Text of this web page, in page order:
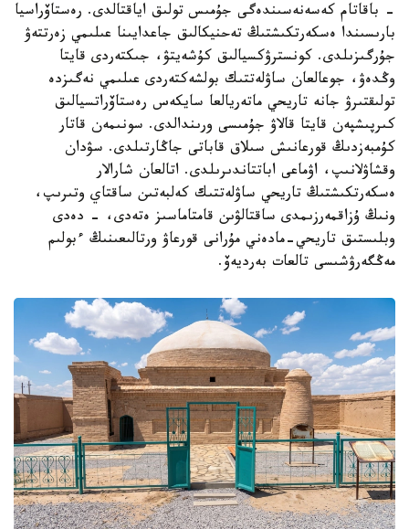
- باقاتام كەسەنەسىندەگى جۇمىس تولىق اياقتالدى. رەستاۆراسيا
بارىسىندا ەسكەرتكىشتىڭ تەحنيكالىق جاعدايىنا عىلىمي زەرتتەۋ
جۇرگىزىلدى. كونسترۋكسيالىق كۇشەيتۋ، جىكتەردى قايتا
وڭدەۋ، جوعالعان ساۋلەتتىك بولشەكتەردى عىلىمي نەگىزدە
تولىقتىرۋ جانە تاريحي ماتەريالعا سايكەس رەستاۆراتسيالىق
كىرپىشپەن قايتا قالاۋ جۇمىسى ورىندالدى. سونىمەن قاتار
كۇمبەزدىڭ قورعانىش سىلاق قاباتى جاڭارتىلدى. سۋدان
وقشاۋلانىپ، اۋماعى اباتتاندىرىلدى. اتالعان شارالار
ەسكەرتكىشتىڭ تاريحي ساۋلەتتىك كەلبەتىن ساقتاي وتىرىپ،
ونىڭ ۇزاقمەرزىمدى ساقتالۋىن قامتاماسىز ەتەدى، - دەدى
وبلىستىق تاريحي-مادەني مۇرانى قورعاۋ ورتالىعىنىڭ ءبولىم
مەڭگەرۋشىسى تالعات بەرديەۆ.